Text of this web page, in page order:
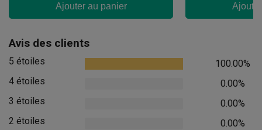
Ajouter au panier
Avis des clients
5 étoiles
100.00%
4 étoiles
0.00%
3 étoiles
0.00%
2 étoiles
0.00%